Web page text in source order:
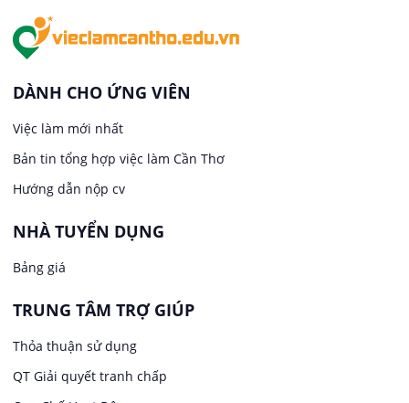
In ấn / Xuất bản
Kế toán
Lái xe
Lao Động Phổ Thông
Lễ tân
May mặc
Ngân hàng
Việc làm tại An Bình
Việc làm tại Long Tuyền
Việc làm tại Hưng Phú
Việc làm tại Phước Thới
Việc làm tại Thới Long
Việc làm tại Trung Nhất
Việc làm tại Thuận Hưng
DÀNH CHO ỨNG VIÊN
Việc làm mới nhất
Bản tin tổng hợp việc làm Cần Thơ
Hướng dẫn nộp cv
NHÀ TUYỂN DỤNG
Bảng giá
TRUNG TÂM TRỢ GIÚP
Thỏa thuận sử dụng
QT Giải quyết tranh chấp